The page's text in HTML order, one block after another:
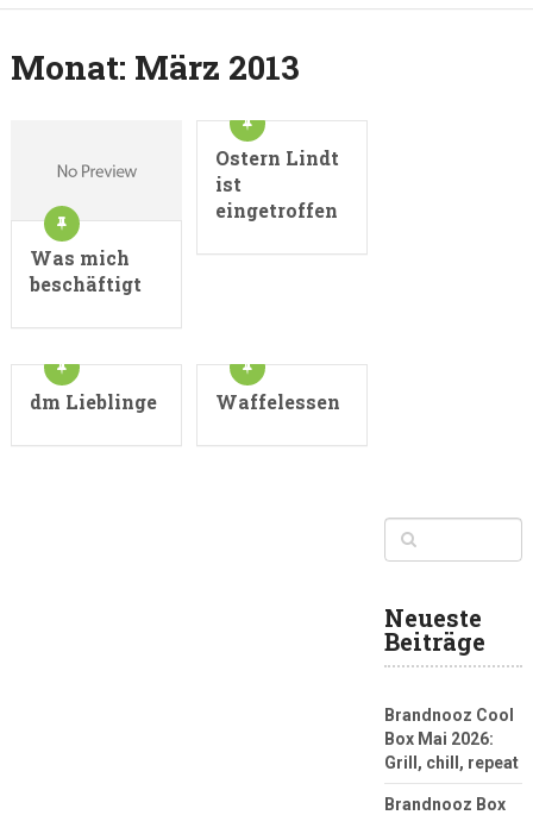
Monat: März 2013
Was mich
beschäftigt
Ostern Lindt
ist
eingetroffen
dm Lieblinge Waffelessen
Neueste
Beiträge
Brandnooz Cool
Box Mai 2026:
Grill, chill, repeat
Brandnooz Box